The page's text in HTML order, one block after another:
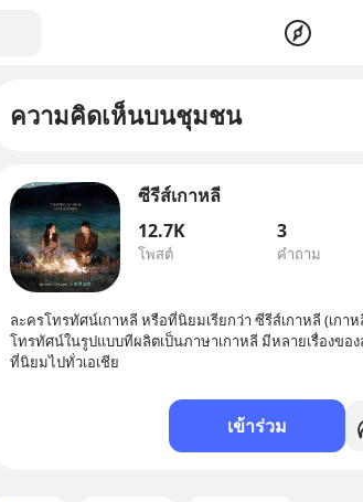
ความคิดเห็นบนชุมชน
ซีรีส์เกาหลี
12.7K
โพสต์
3
คำถาม
ละครโทรทัศน์เกาหลี หรือที่นิยมเรียกว่า ซีรีส์เกาหลี (เกา
โทรทัศน์ในรูปแบบทีผลิตเป็นภาษาเกาหลี มีหลายเรื่องขอ
ที่นิยมไปทั่วเอเชีย
เข้าร่วม